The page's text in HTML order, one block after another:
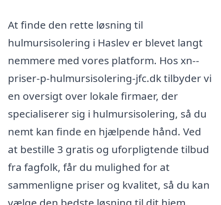
At finde den rette løsning til
hulmursisolering i Haslev er blevet langt
nemmere med vores platform. Hos xn--
priser-p-hulmursisolering-jfc.dk tilbyder vi
en oversigt over lokale firmaer, der
specialiserer sig i hulmursisolering, så du
nemt kan finde en hjælpende hånd. Ved
at bestille 3 gratis og uforpligtende tilbud
fra fagfolk, får du mulighed for at
sammenligne priser og kvalitet, så du kan